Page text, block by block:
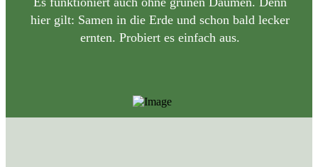
hier gilt: Samen in die Erde und schon bald lecker
ernten. Probiert es einfach aus.